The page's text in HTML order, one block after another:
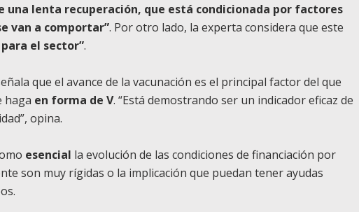
una lenta recuperación, que está condicionada por factores
van a comportar”. Por otro lado, la experta considera que este
el sector”.
que el avance de la vacunación es el principal factor del que
haga en forma de V. “Está demostrando ser un indicador eficaz de
opina.
esencial la evolución de las condiciones de financiación por
son muy rígidas o la implicación que puedan tener ayudas